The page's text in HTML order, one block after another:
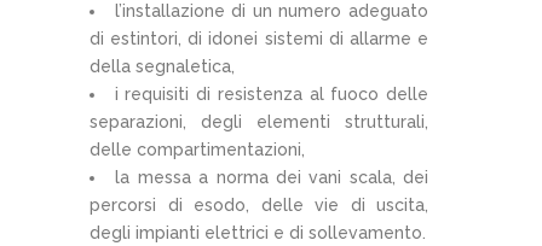
l’installazione di un numero adeguato
di estintori, di idonei sistemi di allarme e
della segnaletica,
i requisiti di resistenza al fuoco delle
separazioni, degli elementi strutturali,
delle compartimentazioni,
la messa a norma dei vani scala, dei
percorsi di esodo, delle vie di uscita,
degli impianti elettrici e di sollevamento.